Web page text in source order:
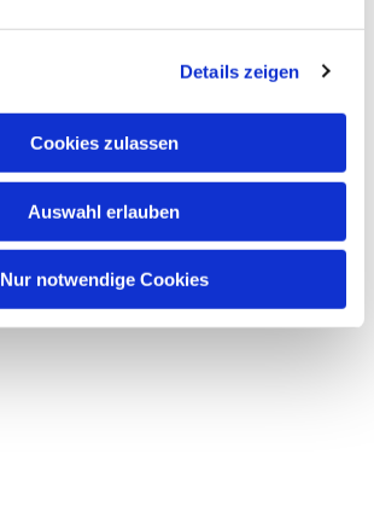
Details zeigen
Cookies zulassen
Auswahl erlauben
Nur notwendige Cookies